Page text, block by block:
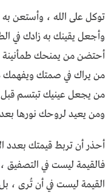
توكل على الله ، وأستعن
وأجعل يقينك به زادك في
أحتضن من يمنحك طمأنينة
من يراك في صمتك
من يجعل عينيك تبتسم
ومن يعيد لروحك نورها
أحذر أن تربط قيمتك بعدد
فالقيمة ليست في التصفيق
القيمة ليست في أن تُرى ،